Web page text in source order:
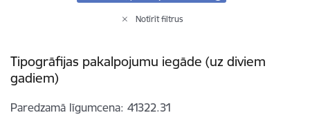
Notīrīt filtrus
Tipogrāfijas pakalpojumu iegāde (uz diviem
gadiem)
Paredzamā līgumcena 41322.31